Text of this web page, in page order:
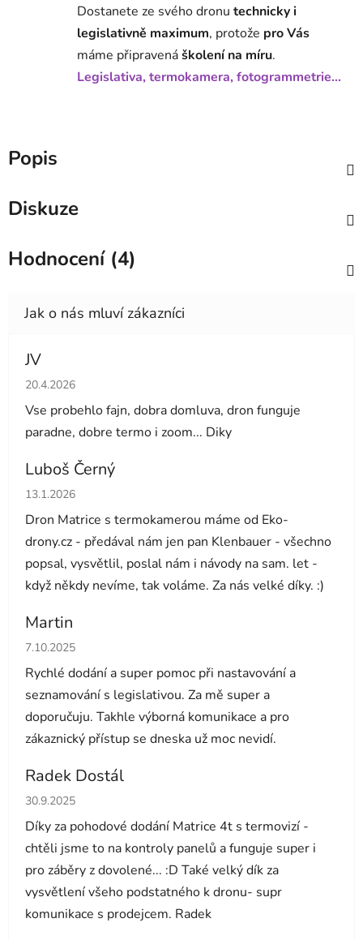
Dostanete ze svého dronu technicky i
legislativně maximum, protože pro Vás
máme připravenáškolení na míru.
Legislativa, termokamera, fotogrammetrie...
Popis
Diskuze
Hodnocení (4)
JV
Hodnocení obchodu je 5 z 5 hvězdiček.
20.4.2026
Vse probehlo fajn, dobra domluva, dron funguje
paradne, dobre termo i zoom... Diky
Luboš Černý
Hodnocení obchodu je 5 z 5 hvězdiček.
13.1.2026
Dron Matrice s termokamerou máme od Eko-
drony.cz - předával nám jen pan Klenbauer - všechno
popsal, vysvětlil, poslal nám i návody na sam. let -
když někdy nevíme, tak voláme. Za nás velké díky. :)
Martin
Hodnocení obchodu je 5 z 5 hvězdiček.
7.10.2025
Rychlé dodání a super pomoc při nastavování a
seznamování s legislativou. Za mě super a
doporučuju. Takhle výborná komunikace a pro
zákaznický přístup se dneska už moc nevidí.
Radek Dostál
Hodnocení obchodu je 5 z 5 hvězdiček.
30.9.2025
Díky za pohodové dodání Matrice 4t s termovizí -
chtěli jsme to na kontroly panelů a funguje super i
pro záběry z dovolené... :D Také velký dík za
vysvětlení všeho podstatného k dronu- supr
komunikace s prodejcem. Radek